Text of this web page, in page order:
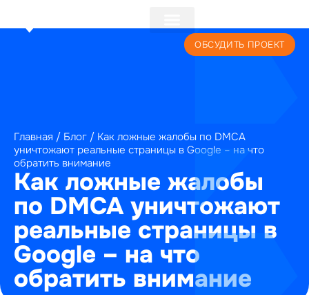
ОБСУДИТЬ ПРОЕКТ
Главная / Блог / Как ложные жалобы по DMCA
уничтожают реальные страницы в Google – на что
обратить внимание
Как ложные жалобы
по DMCA уничтожают
реальные страницы в
Google – на что
обратить внимание